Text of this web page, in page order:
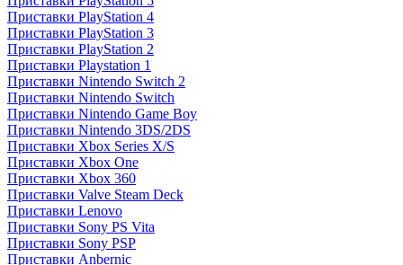
Приставки PlayStation 4
Приставки PlayStation 3
Приставки PlayStation 2
Приставки Playstation 1
Приставки Nintendo Switch 2
Приставки Nintendo Switch
Приставки Nintendo Game Boy
Приставки Nintendo 3DS/2DS
Приставки Xbox Series X/S
Приставки Xbox One
Приставки Xbox 360
Приставки Valve Steam Deck
Приставки Lenovo
Приставки Sony PS Vita
Приставки Sony PSP
Приставки Anbernic